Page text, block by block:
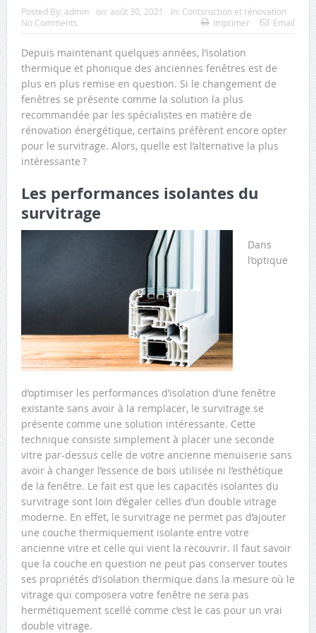
Posted By: admin on: août 30, 2021 In: Contsruction et rénovation
No Comments
Imprimer Email
Depuis maintenant quelques années, l’isolation
thermique et phonique des anciennes fenêtres est de
plus en plus remise en question. Si le changement de
fenêtres se présente comme la solution la plus
recommandée par les spécialistes en matière de
rénovation énergétique, certains préfèrent encore opter
pour le survitrage. Alors, quelle est l’alternative la plus
intéressante ?
Les performances isolantes du
survitrage
Dans
l’optique
d’optimiser les performances d’isolation d’une fenêtre
existante sans avoir à la remplacer, le survitrage se
présente comme une solution intéressante. Cette
technique consiste simplement à placer une seconde
vitre par-dessus celle de votre ancienne menuiserie sans
avoir à changer l’essence de bois utilisée ni l’esthétique
de la fenêtre. Le fait est que les capacités isolantes du
survitrage sont loin d’égaler celles d’un double vitrage
moderne. En effet, le survitrage ne permet pas d’ajouter
une couche thermiquement isolante entre votre
ancienne vitre et celle qui vient la recouvrir. Il faut savoir
que la couche en question ne peut pas conserver toutes
ses propriétés d’isolation thermique dans la mesure où le
vitrage qui composera votre fenêtre ne sera pas
hermétiquement scellé comme c’est le cas pour un vrai
double vitrage.